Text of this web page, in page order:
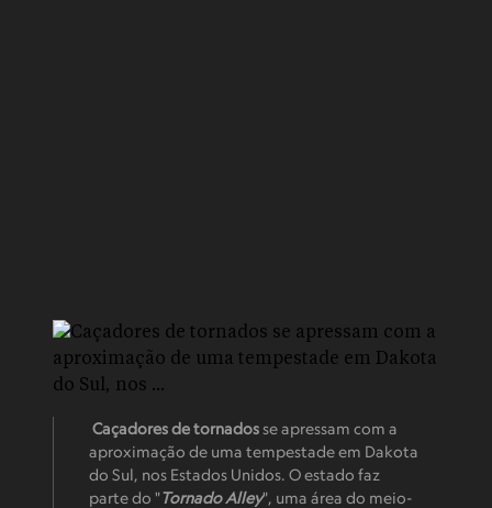
Caçadores de tornadosse apressam com a
aproximação de uma tempestade em Dakota
do Sul, nos Estados Unidos. O estado faz
parte do "Tornado Alley", uma área do meio-